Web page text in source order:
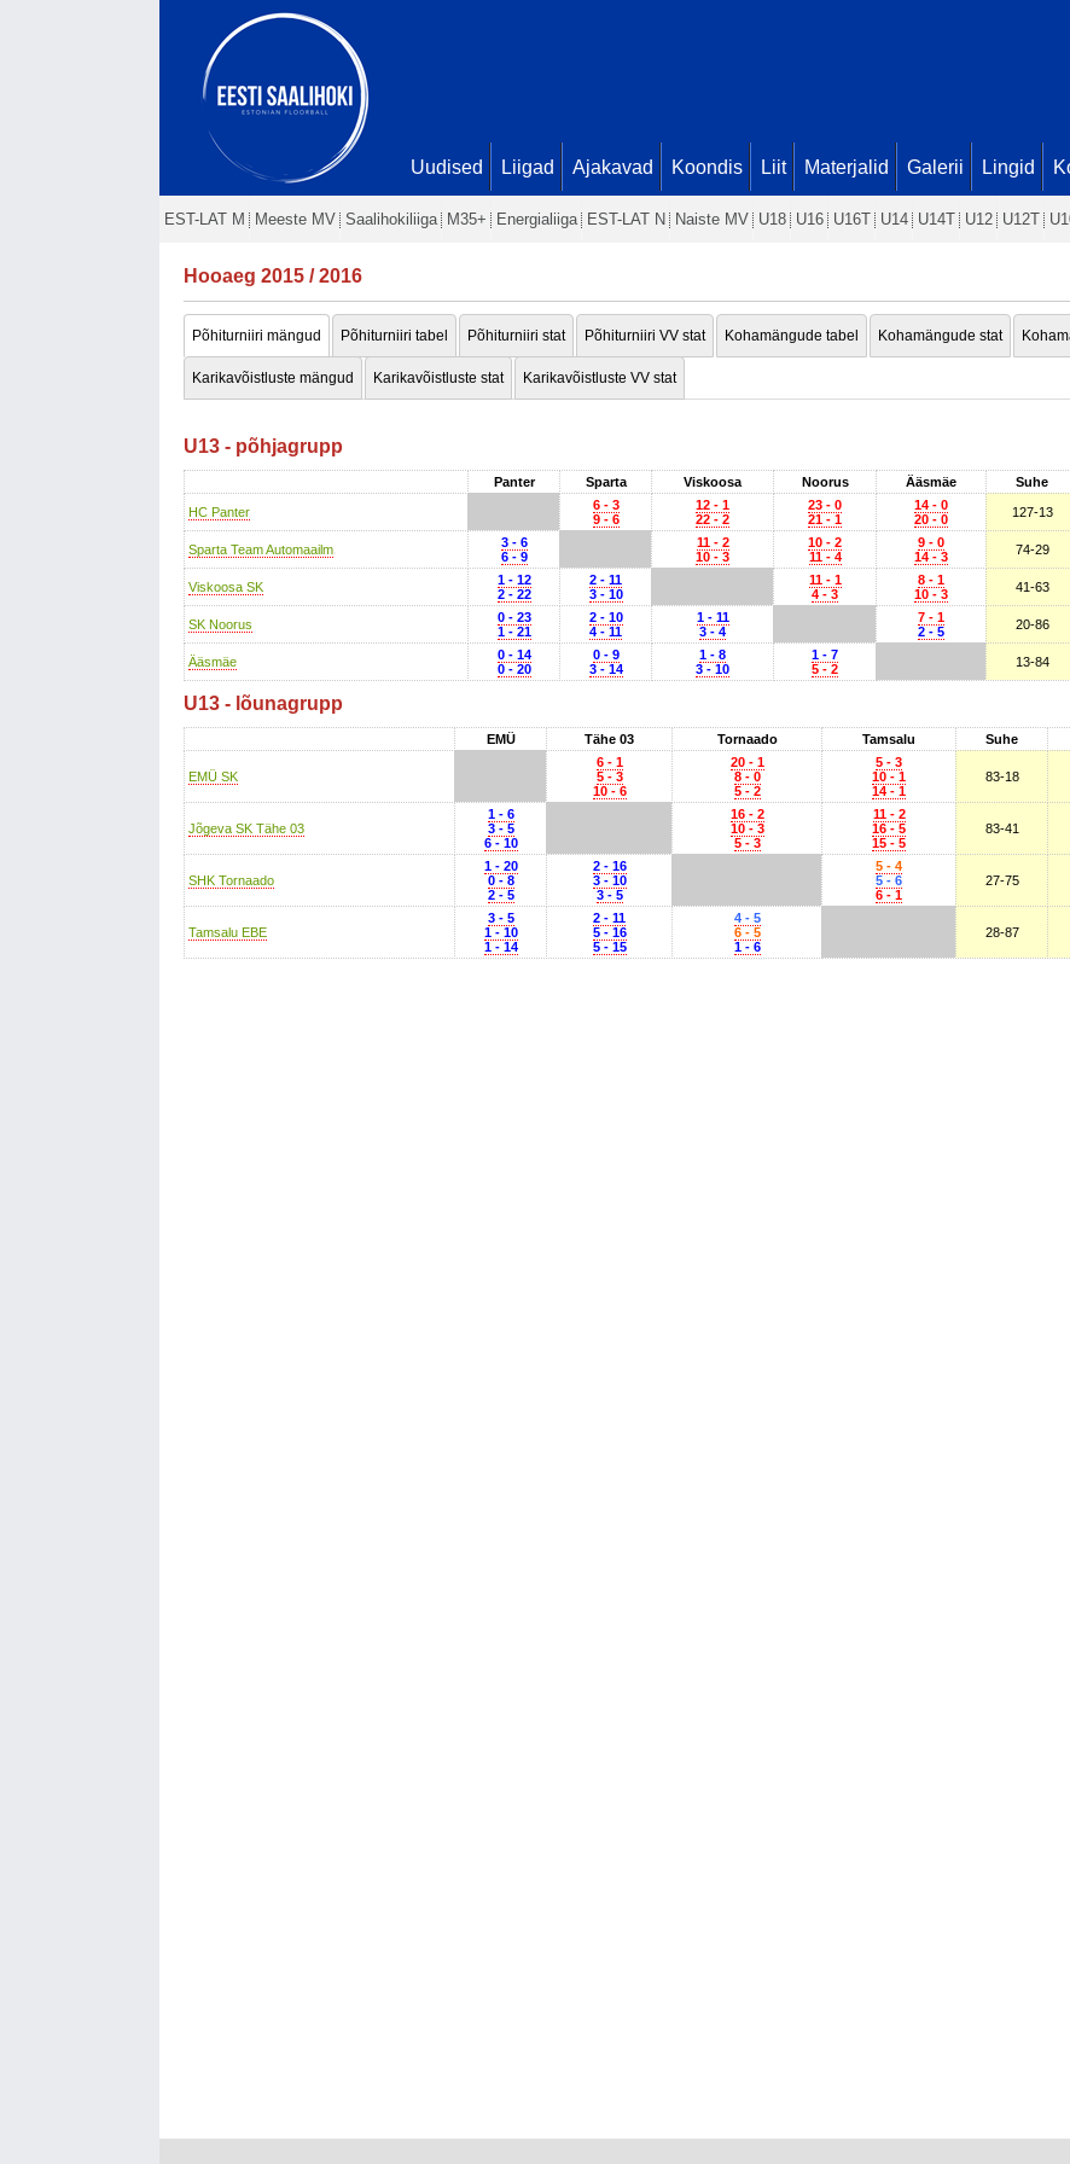
Uudised Liigad Ajakavad Koondis Liit Materjalid Galerii Lingid
EST-LAT M Meeste MV Saalihokiliiga M35+ Energialiiga EST-LAT N Naiste MV U18 U16 U16T U14 U14T U12 U12T
Hooaeg 2015 / 2016
Põhiturniiri mängud Põhiturniiri tabel Põhiturniiri stat Põhiturniiri VV stat Kohamängude tabel Kohamängude stat
Karikavõistluste mängud Karikavõistluste stat Karikavõistluste VV stat
U13 - põhjagrupp
Panter Sparta Viskoosa Noorus Ääsmäe Suhe
HC Panter
6 - 3
9 - 6
12 - 1
22 - 2
23 - 0
21 - 1
14 - 0
20 - 0
127-13
Sparta Team Automaailm
3 - 6
6 - 9
11 - 2
10 - 3
10 - 2
11 - 4
9 - 0
14 - 3
74-29
Viskoosa SK
1 - 12
2 - 22
2 - 11
3 - 10
11 - 1
4 - 3
8 - 1
10 - 3
41-63
SK Noorus
0 - 23
1 - 21
2 - 10
4 - 11
1 - 11
3 - 4
7 - 1
2 - 5
20-86
Ääsmäe
0 - 14
0 - 20
0 - 9
3 - 14
1 - 8
3 - 10
1 - 7
5 - 2
13-84
U13 - lõunagrupp
EMÜ Tähe 03 Tornaado Tamsalu Suhe
EMÜ SK
6 - 1
5 - 3
10 - 6
20 - 1
8 - 0
5 - 2
5 - 3
10 - 1
14 - 1
83-18
Jõgeva SK Tähe 03
1 - 6
3 - 5
6 - 10
16 - 2
10 - 3
5 - 3
11 - 2
16 - 5
15 - 5
83-41
SHK Tornaado
1 - 20
0 - 8
2 - 5
2 - 16
3 - 10
3 - 5
5 - 4
5 - 6
6 - 1
27-75
Tamsalu EBE
3 - 5
1 - 10
1 - 14
2 - 11
5 - 16
5 - 15
4 - 5
6 - 5
1 - 6
28-87